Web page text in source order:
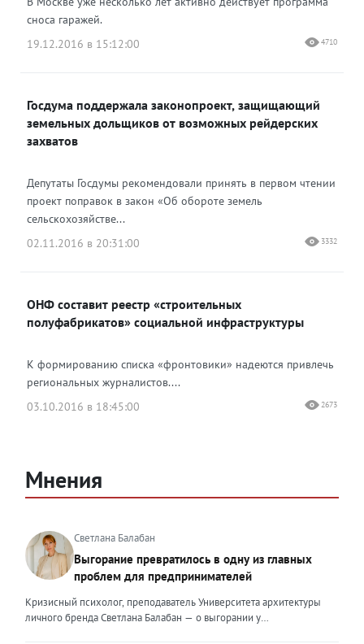
сноса гаражей.
19.12.2016 в 15:12:00
4710
Госдума поддержала законопроект, защищающий
земельных дольщиков от возможных рейдерских
захватов
Депутаты Госдумы рекомендовали принять в первом чтении
проект поправок в закон «Об обороте земель
сельскохозяйстве...
02.11.2016 в 20:31:00
3332
ОНФ составит реестр «строительных
полуфабрикатов» социальной инфраструктуры
К формированию списка «фронтовики» надеются привлечь
региональных журналистов....
03.10.2016 в 18:45:00
2673
Мнения
Светлана Балабан
Выгорание превратилось в одну из главных
проблем для предпринимателей
Кризисный психолог, преподаватель Университета архитектуры
личного бренда Светлана Балабан — о выгорании у